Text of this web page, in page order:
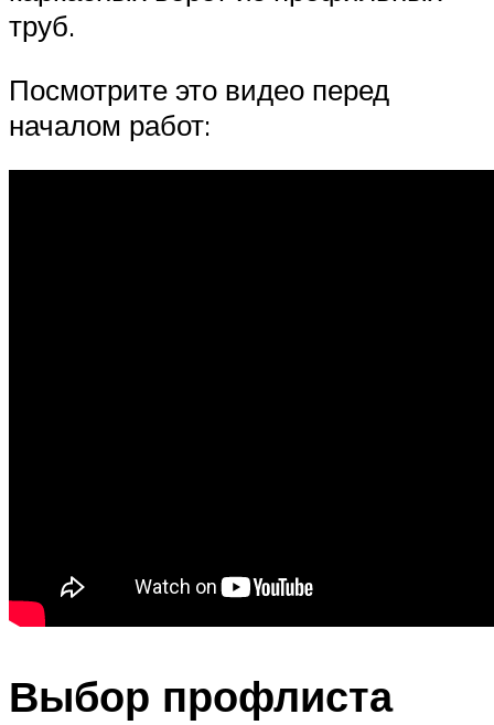
труб.
Посмотрите это видео перед
началом работ:
Выбор профлиста